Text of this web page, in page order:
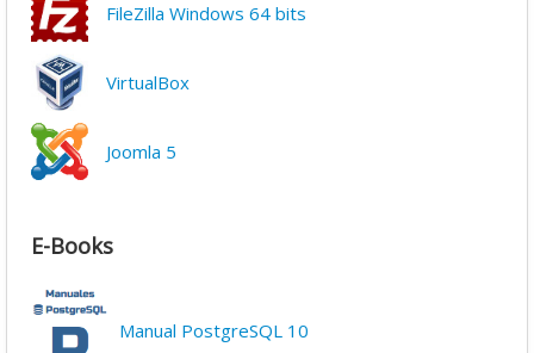
FileZilla Windows 64 bits
VirtualBox
Joomla 5
E-Books
Manual PostgreSQL 10